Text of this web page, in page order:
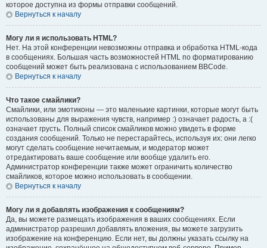
которое доступна из формы отправки сообщений.
Вернуться к началу
Могу ли я использовать HTML?
Нет. На этой конференции невозможны отправка и обработка HTML-кода
в сообщениях. Большая часть возможностей HTML по форматированию
сообщений может быть реализована с использованием BBCode.
Вернуться к началу
Что такое смайлики?
Смайлики, или эмотиконы — это маленькие картинки, которые могут быть
использованы для выражения чувств, например :) означает радость, а :(
означает грусть. Полный список смайликов можно увидеть в форме
создания сообщений. Только не перестарайтесь, используя их: они легко
могут сделать сообщение нечитаемым, и модератор может
отредактировать ваше сообщение или вообще удалить его.
Администратор конференции также может ограничить количество
смайликов, которое можно использовать в сообщении.
Вернуться к началу
Могу ли я добавлять изображения к сообщениям?
Да, вы можете размещать изображения в ваших сообщениях. Если
администратор разрешил добавлять вложения, вы можете загрузить
изображение на конференцию. Если нет, вы должны указать ссылку на